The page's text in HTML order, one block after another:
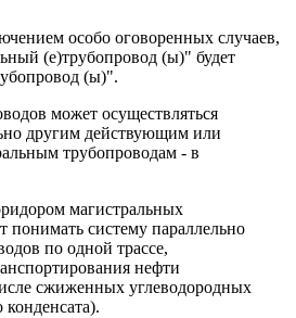
особо оговоренных случаев,
(е)трубопровод (ы)" будет
(ы)".
может осуществляться
другим действующим или
трубопроводам - в
магистральных
понимать систему параллельно
по одной трассе,
нефти
сжиженных углеводородных
конденсата).